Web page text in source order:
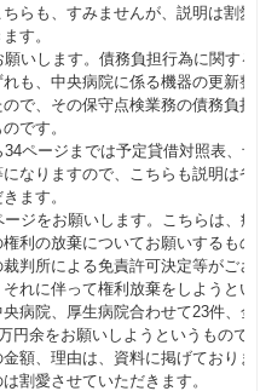
らも、すみませんが、説明は割愛
す。
いします。債務負担行為に関する
も、中央病院に係る機器の更新整
で、その保守点検業務の債務負担
です。
ページまでは予定貸借対照表、予
なりますので、こちらも説明は省
ます。
ジをお願いします。こちらは、病
利の放棄についてお願いするもの
判所による免責許可決定等がござ
れに伴って権利放棄をしようとい
病院、厚生病院合わせて23件、金
円余をお願いしようというもので
額、理由は、資料に掲げておりま
割愛させていただきます。